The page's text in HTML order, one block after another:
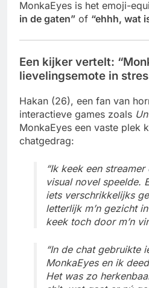
MonkaEyes is het emoji-
in de gaten” of “ehhh, wat
Een kijker vertelt:
lievelingsemote in
Hakan (26), een fan van
interactieve games zoals
MonkaEyes een vaste plek
chatgedrag:
“Ik keek een
visual novel speelde.
iets verschrikkelijks
letterlijk m’n gezicht
keek toch door m’n
“In de chat gebruikte
MonkaEyes en ik
Het was zo